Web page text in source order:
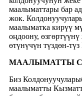
маалыматтары бар
жок.
маалыматка кирүү
оңдоону,
өтүнүчүн түздөн-
МААЛЫМАТТЫ
Биз
маалыматты